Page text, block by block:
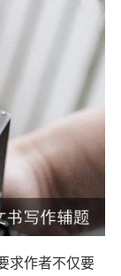
求作者不仅要